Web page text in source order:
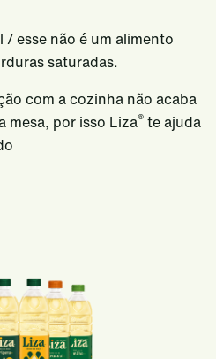
esse não é um alimento
saturadas.
com a cozinha não acaba
mesa, por isso Liza® te ajuda